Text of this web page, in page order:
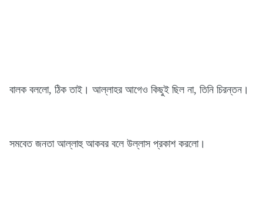
বালক বললো, ঠিক তাই। আল্লাহর আগেও কিছুই ছিল না, তিনি চিরন্তন।
সমবেত জনতা আল্লাহু আকবর বলে উল্লাস প্রকাশ করলো।